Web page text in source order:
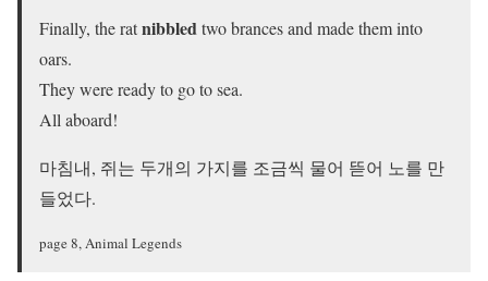
Finally, the ratnibbled two brances and made them into
oars.
They were ready to go to sea.
All aboard!
마침내, 쥐는 두개의 가지를 조금씩 물어 뜯어 노를 만
들었다.
page 8, Animal Legends